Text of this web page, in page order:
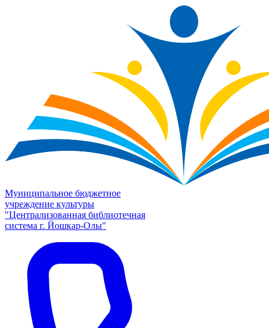
Муниципальное бюджетное
учреждение культуры
"Централизованная библиотечная
система г. Йошкар-Олы"